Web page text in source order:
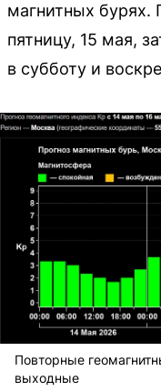
магнитных бурях.
пятницу, 15 мая,
в субботу и
Повторные
выходные